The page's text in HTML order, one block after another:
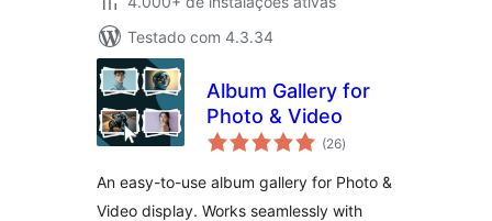
Testado com 4.3.34
Album Gallery for
Photo & Video
(26total
de
)
An easy-to-use album gallery for Photo &
Video display. Works seamlessly with